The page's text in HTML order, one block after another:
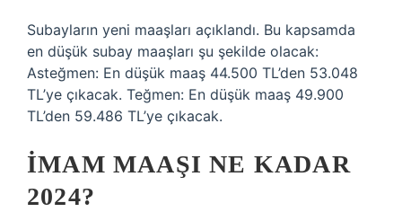
Subayların yeni maaşları açıklandı. Bu kapsamda
en düşük subay maaşları şu şekilde olacak:
Asteğmen: En düşük maaş 44.500 TL’den 53.048
TL’ye çıkacak. Teğmen: En düşük maaş 49.900
TL’den 59.486 TL’ye çıkacak.
İMAM MAAŞI NE KADAR
2024?